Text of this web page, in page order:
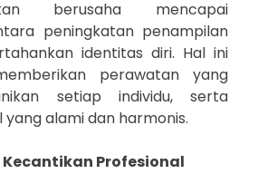
berusaha mencapai
peningkatan penampilan
identitas diri. Hal ini
perawatan yang
setiap individu, serta
alami dan harmonis.
Profesional